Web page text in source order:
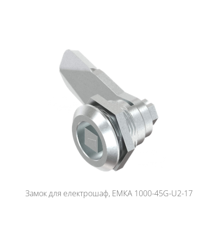
Замок для електрошаф, ЕМКА 1000-45G-U2-17